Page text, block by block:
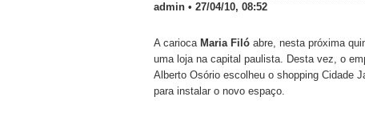
admin • 27/04/10, 08:52
A carioca Maria Filó abre, nesta próxima
uma loja na capital paulista. Desta vez, o
Alberto Osório escolheu o shopping Cidade
para instalar o novo espaço.